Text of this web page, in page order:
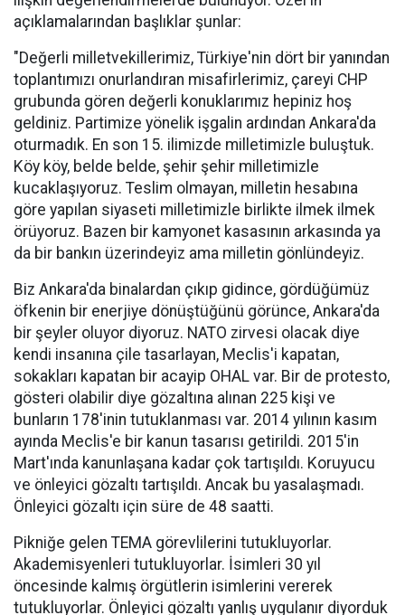
açıklamalarından başlıklar şunlar:
"Değerli milletvekillerimiz, Türkiye'nin dört bir yanından
toplantımızı onurlandıran misafirlerimiz, çareyi CHP
grubunda gören değerli konuklarımız hepiniz hoş
geldiniz. Partimize yönelik işgalin ardından Ankara'da
oturmadık. En son 15. ilimizde milletimizle buluştuk.
Köy köy, belde belde, şehir şehir milletimizle
kucaklaşıyoruz. Teslim olmayan, milletin hesabına
göre yapılan siyaseti milletimizle birlikte ilmek ilmek
örüyoruz. Bazen bir kamyonet kasasının arkasında ya
da bir bankın üzerindeyiz ama milletin gönlündeyiz.
Biz Ankara'da binalardan çıkıp gidince, gördüğümüz
öfkenin bir enerjiye dönüştüğünü görünce, Ankara'da
bir şeyler oluyor diyoruz. NATO zirvesi olacak diye
kendi insanına çile tasarlayan, Meclis'i kapatan,
sokakları kapatan bir acayip OHAL var. Bir de protesto,
gösteri olabilir diye gözaltına alınan 225 kişi ve
bunların 178'inin tutuklanması var. 2014 yılının kasım
ayında Meclis'e bir kanun tasarısı getirildi. 2015'in
Mart'ında kanunlaşana kadar çok tartışıldı. Koruyucu
ve önleyici gözaltı tartışıldı. Ancak bu yasalaşmadı.
Önleyici gözaltı için süre de 48 saatti.
Pikniğe gelen TEMA görevlilerini tutukluyorlar.
Akademisyenleri tutukluyorlar. İsimleri 30 yıl
öncesinde kalmış örgütlerin isimlerini vererek
tutukluyorlar. Önleyici gözaltı yanlış uygulanır diyorduk